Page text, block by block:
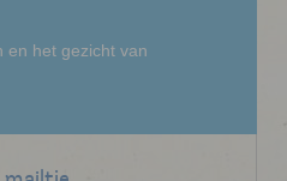
en het gezicht van